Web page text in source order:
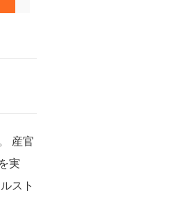
産官
実
スト